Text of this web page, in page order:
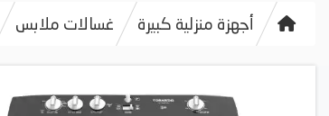
أجهزة منزلية كبيرة غسالات ملابس